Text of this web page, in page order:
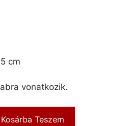
cm
vonatkozik.
Kosárba Teszem